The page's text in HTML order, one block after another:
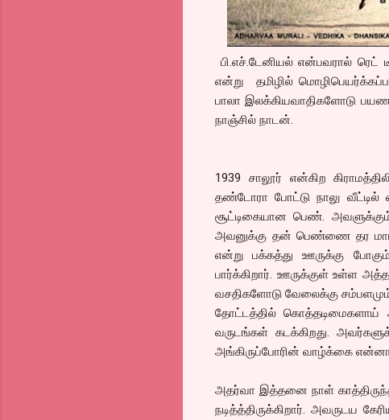
பி.எச்.டேனியல் என்பவரால் ரெட்
என்று தமிழில்
பாலா இலக்கியவாதிகளோடு
நாஞ்சில் நாடன்.
1939 சாலூர் என்கிற
தண்டோரா போட்டு நாலு வீட்டில்
சூட்டிகையான பெண்.
அவனுக்கு தன் பெண்ணை தர
என்று பக்கத்து ஊருக்கு
பார்க்கிறார். ஊருக்குள் உள்ள
வசதிகளோடு வேலைக்கு
தோட்டத்தில் கொத்தடிமைகளாய்
வருடங்கள் கடக்கிறது.
அங்கிருப்போரின் வாழ்க்கை
அதர்வா இத்தனை நாள்
நடித்த்திருக்கிறார். அவருடய